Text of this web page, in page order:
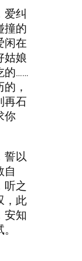
爱纠
撞的
闲在
姑娘
的……
，
再石
你
誓以
自
听之
，此
安知